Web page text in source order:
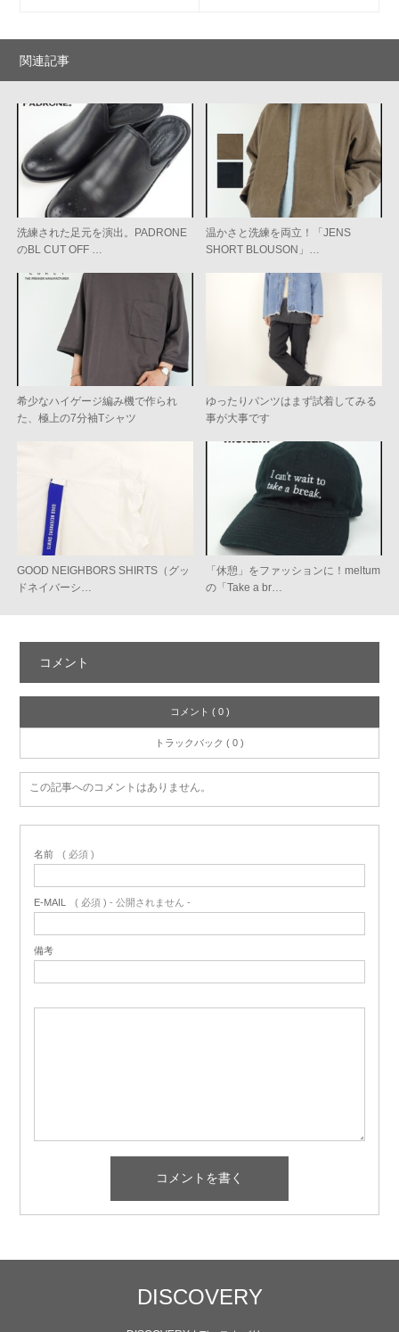
関連記事
洗練された足元を演出。PADRONE
のBL CUT OFF …
温かさと洗練を両立！「JENS
SHORT BLOUSON」…
希少なハイゲージ編み機で作られ
た、極上の7分袖Tシャツ
ゆったりパンツはまず試着してみる
事が大事です
GOOD NEIGHBORS SHIRTS（グッ
ドネイバーシ…
「休憩」をファッションに！meltum
の「Take a br…
コメント
コメント ( 0 )
トラックバック ( 0 )
この記事へのコメントはありません。
名前 ( 必須 )
E-MAIL ( 必須 ) - 公開されません -
備考
DISCOVERY